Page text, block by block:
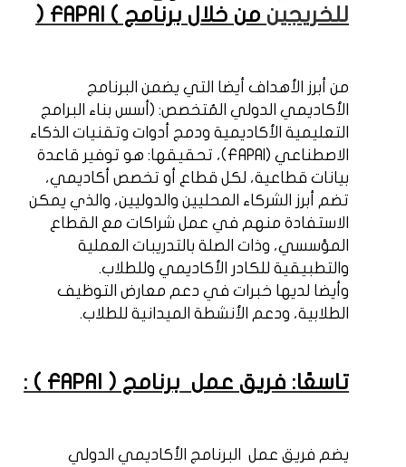
للخريجين من خلال برنامج ) FAPAI
(
من أبرز الأهداف أيضا التي يضمن البرنامج
الأكاديمي الدولي المُتخصص: (أسس بناء البرامج
التعليمية الأكاديمية ودمج أدوات وتقنيات الذكاء
الاصطناعي ( FAPAI)، تحقيقها: هو توفير قاعدة
بيانات قطاعية، لكل قطاع أو تخصص أكاديمي،
تضم أبرز الشركاء المحليين والدوليين، والذي يمكن
الاستفادة منهم في عمل شراكات مع القطاع
المؤسسي، وذات الصلة بالتدريبات العملية
والتطبيقية للكادر الأكاديمي وللطلاب.
وأيضا لديها خبرات في دعم معارض التوظيف
الطلابية، ودعم الأنشطة الميدانية للطلاب.
تاسعًا: فريق عمل برنامج ( FAPAI
) :
يضم فريق عمل
البرنامج الأكاديمي الدولي